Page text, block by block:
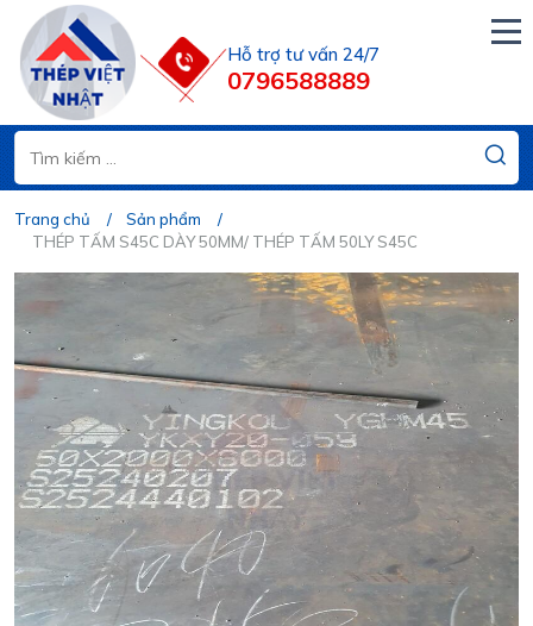
Hỗ trợ tư vấn 24/7
0796588889
Trang chủ
Sản phẩm
THÉP TẤM S45C DÀY 50MM/ THÉP TẤM 50LY S45C